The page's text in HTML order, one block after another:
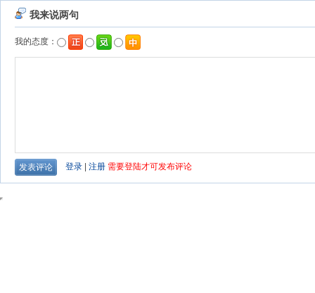
我来说两句
我的态度：
登录 注册 需要登陆才可发布评论